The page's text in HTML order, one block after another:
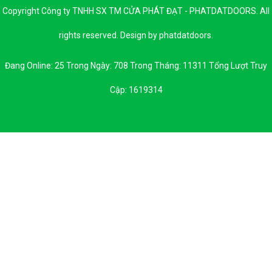
Copyright Công ty TNHH SX TM CỬA PHÁT ĐẠT - PHATDATDOORS. All
rights reserved. Design by phatdatdoors.
Đang Online: 25 Trong Ngày: 708 Trong Tháng: 11311 Tổng Lượt Truy
Cập: 1619314